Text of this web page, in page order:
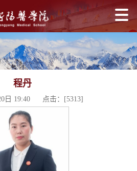
程丹
20日 19:40 点击：[5313]